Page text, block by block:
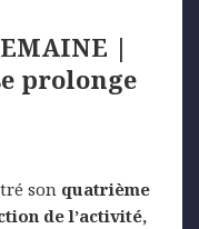
|
prolonge
son quatrième
de l’activité,